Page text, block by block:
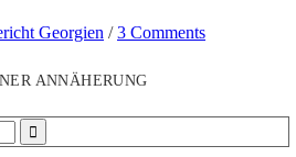
Georgien /3 Comments
ANNÄHERUNG